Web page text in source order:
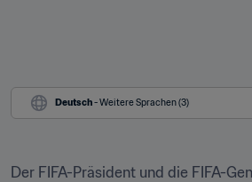
Deutsch - Weitere Sprachen (3)
Der FIFA-Präsident und die FIFA-